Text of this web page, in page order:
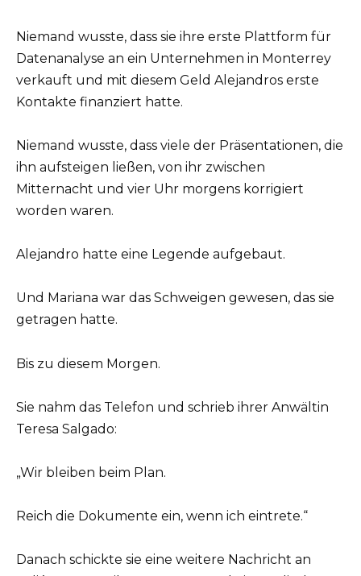
Niemand wusste, dass sie ihre erste Plattform für
Datenanalyse an ein Unternehmen in Monterrey
verkauft und mit diesem Geld Alejandros erste
Kontakte finanziert hatte.
Niemand wusste, dass viele der Präsentationen, die
ihn aufsteigen ließen, von ihr zwischen
Mitternacht und vier Uhr morgens korrigiert
worden waren.
Alejandro hatte eine Legende aufgebaut.
Und Mariana war das Schweigen gewesen, das sie
getragen hatte.
Bis zu diesem Morgen.
Sie nahm das Telefon und schrieb ihrer Anwältin
Teresa Salgado:
„Wir bleiben beim Plan.
Reich die Dokumente ein, wenn ich eintrete.“
Danach schickte sie eine weitere Nachricht an